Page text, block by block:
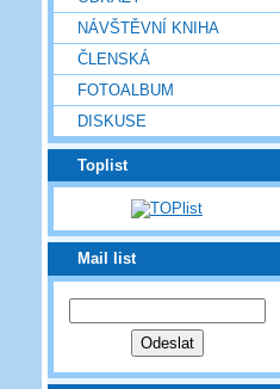
NÁVŠTĚVNÍ KNIHA
ČLENSKÁ
FOTOALBUM
DISKUSE
Toplist
Mail list